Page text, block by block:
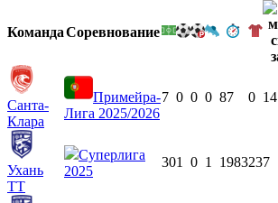
КомандаСоревнование
Санта-
Клара
Примейра-
Лига 2025/2026
7 0 0 0 87 0 14
Ухань
ТТ
Суперлига
2025
301 0 1 1983237